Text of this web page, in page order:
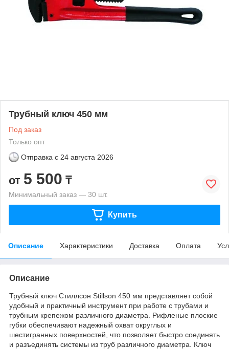
Трубный ключ 450 мм
Под заказ
Только опт
Отправка с 24 августа 2026
от 5 500 ₸
Минимальный заказ — 30 шт.
Купить
Описание Характеристики Доставка Оплата
Описание
Трубный ключ Стиллсон Stillson 450 мм представляет собой
удобный и практичный инструмент при работе с трубами и
трубным крепежом различного диаметра. Рифленые плоские
губки обеспечивают надежный охват округлых и
шестигранных поверхностей, что позволяет быстро соединять
и разъединять системы из труб различного диаметра. Ключ